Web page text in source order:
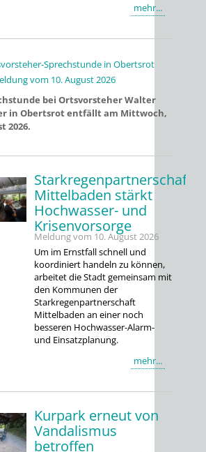
mehr...
Sprechstunde in Obertsrot
vom 10. August 2026
bei Ortsvorsteher Walter
in Obertsrot entfällt am Mittwoch,
2026.
Starkregenpartnerschaft
Mittelbaden stärkt
Hochwasser- und
Krisenvorsorge
Meldung vom 10. August 2026
Um im Ernstfall schnell und
koordiniert handeln zu können,
arbeitet die Stadt gemeinsam mit
den Kommunen der
Starkregenpartnerschaft
Mittelbaden an einer noch
besseren Hochwasser-Alarm-
und Einsatzplanung.
mehr...
Kurpark erneut von
Vandalismus
betroffen